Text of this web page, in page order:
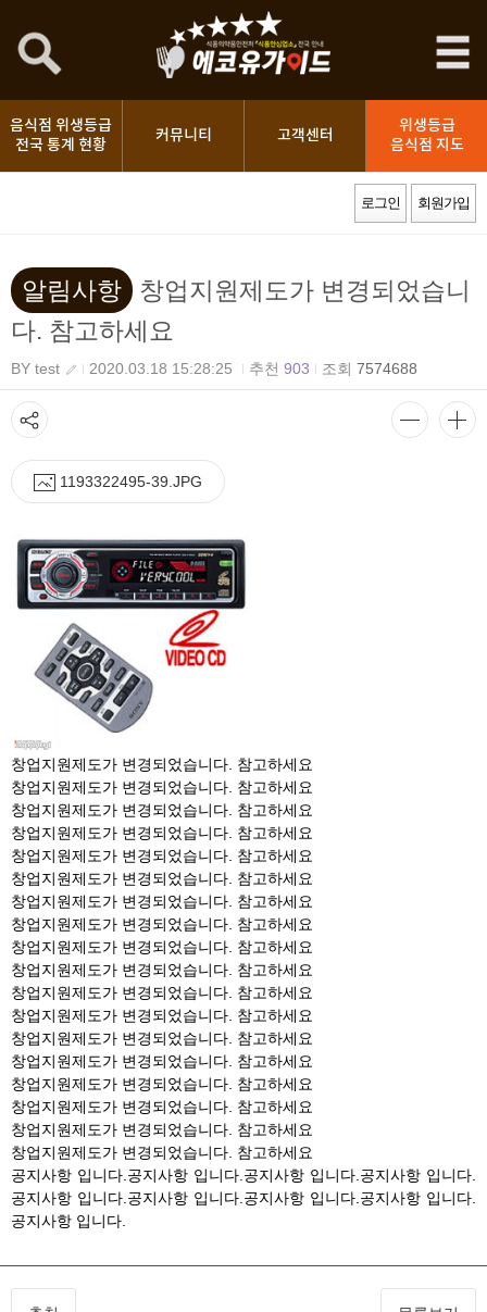
음식점 위생등급
전국 통계 현황
커뮤니티 고객센터
위생등급
음식점 지도
로그인 회원가입
알림사항
창업지원제도가 변경되었습니
다. 참고하세요
BY test 2020.03.18 15:28:25 추천 903 조회 7574688
1193322495-39.JPG
창업지원제도가 변경되었습니다. 참고하세요
창업지원제도가 변경되었습니다. 참고하세요
창업지원제도가 변경되었습니다. 참고하세요
창업지원제도가 변경되었습니다. 참고하세요
창업지원제도가 변경되었습니다. 참고하세요
창업지원제도가 변경되었습니다. 참고하세요
창업지원제도가 변경되었습니다. 참고하세요
창업지원제도가 변경되었습니다. 참고하세요
창업지원제도가 변경되었습니다. 참고하세요
창업지원제도가 변경되었습니다. 참고하세요
창업지원제도가 변경되었습니다. 참고하세요
창업지원제도가 변경되었습니다. 참고하세요
창업지원제도가 변경되었습니다. 참고하세요
창업지원제도가 변경되었습니다. 참고하세요
창업지원제도가 변경되었습니다. 참고하세요
창업지원제도가 변경되었습니다. 참고하세요
창업지원제도가 변경되었습니다. 참고하세요
창업지원제도가 변경되었습니다. 참고하세요
공지사항 입니다.공지사항 입니다.공지사항 입니다.공지사항 입니다.
공지사항 입니다.공지사항 입니다.공지사항 입니다.공지사항 입니다.
공지사항 입니다.